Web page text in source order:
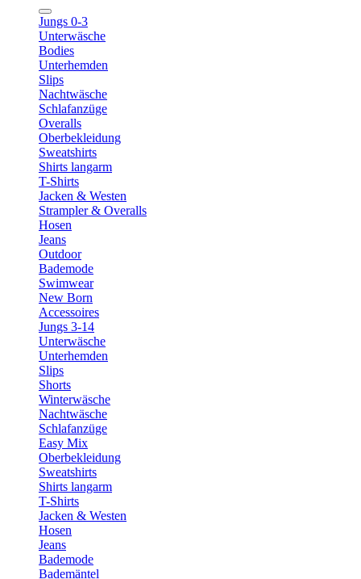
Jungs 0-3
Unterwäsche
Bodies
Unterhemden
Slips
Nachtwäsche
Schlafanzüge
Overalls
Oberbekleidung
Sweatshirts
Shirts langarm
T-Shirts
Jacken & Westen
Strampler & Overalls
Hosen
Jeans
Outdoor
Bademode
Swimwear
New Born
Accessoires
Jungs 3-14
Unterwäsche
Unterhemden
Slips
Shorts
Winterwäsche
Nachtwäsche
Schlafanzüge
Easy Mix
Oberbekleidung
Sweatshirts
Shirts langarm
T-Shirts
Jacken & Westen
Hosen
Jeans
Bademode
Bademäntel